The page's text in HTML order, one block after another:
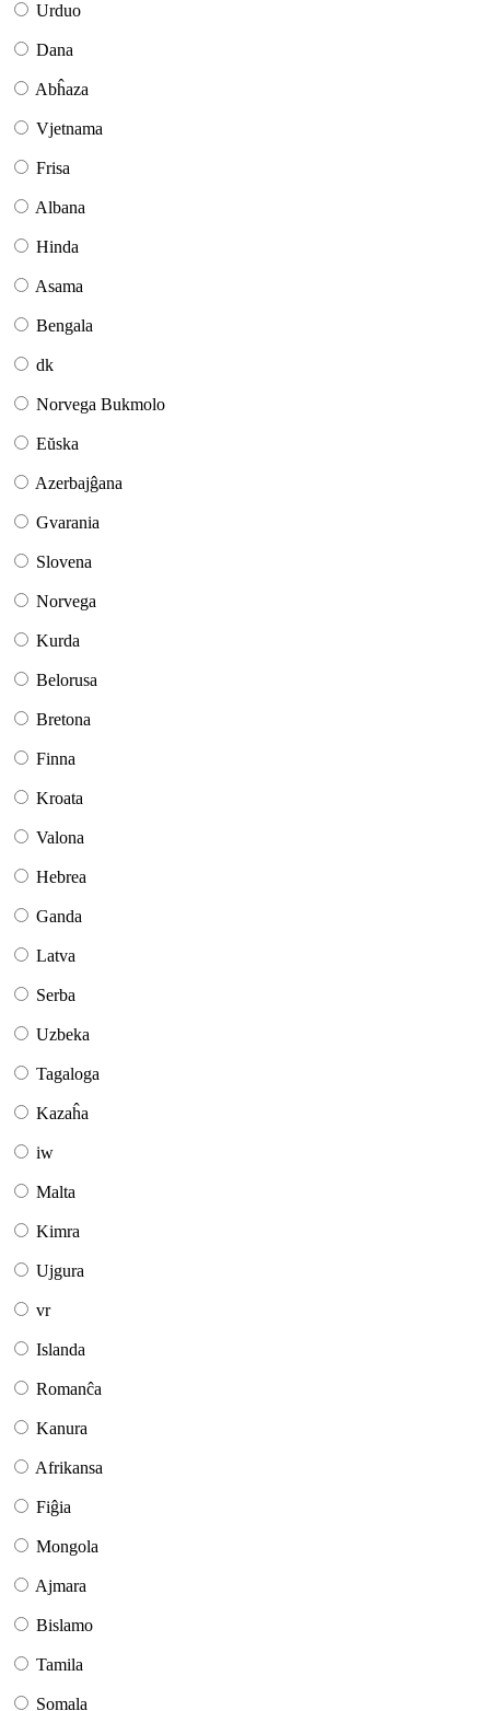
Urduo
Dana
Abĥaza
Vjetnama
Frisa
Albana
Hinda
Asama
Bengala
dk
Norvega Bukmolo
Eŭska
Azerbajĝana
Gvarania
Slovena
Norvega
Kurda
Belorusa
Bretona
Finna
Kroata
Valona
Hebrea
Ganda
Latva
Serba
Uzbeka
Tagaloga
Kazaĥa
iw
Malta
Kimra
Ujgura
vr
Islanda
Romanĉa
Kanura
Afrikansa
Fiĝia
Mongola
Ajmara
Bislamo
Tamila
Somala